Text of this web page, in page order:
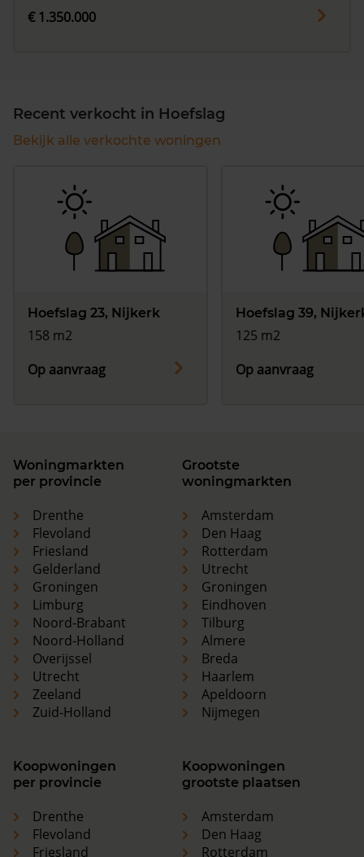
€ 1.350.000
Recent verkocht in Hoefslag
Bekijk alle verkochte woningen
Hoefslag 23, Nijkerk
158 m2
Op aanvraag
Hoefslag 39,
125 m2
Op aanvraag
Woningmarkten
per provincie
Drenthe
Flevoland
Friesland
Gelderland
Groningen
Limburg
Noord-Brabant
Noord-Holland
Overijssel
Utrecht
Zeeland
Zuid-Holland
Grootste
woningmarkten
Amsterdam
Den Haag
Rotterdam
Utrecht
Groningen
Eindhoven
Tilburg
Almere
Breda
Haarlem
Apeldoorn
Nijmegen
Koopwoningen
per provincie
Drenthe
Flevoland
Friesland
Koopwoningen
grootste plaatsen
Amsterdam
Den Haag
Rotterdam